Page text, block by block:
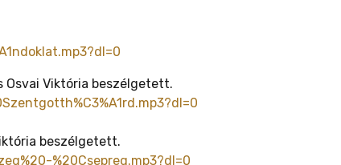
Osvai Viktória beszélgetett.
beszélgetett.
%20Csepreg.mp3?dl=0